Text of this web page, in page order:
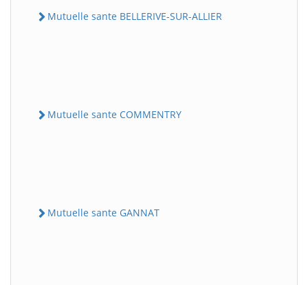
Mutuelle sante BELLERIVE-SUR-ALLIER
Mutuelle sante COMMENTRY
Mutuelle sante GANNAT